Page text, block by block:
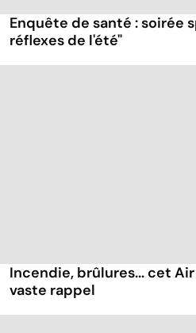
Enquête de santé : soirée
réflexes de l'été"
Incendie, brûlures... cet
vaste rappel